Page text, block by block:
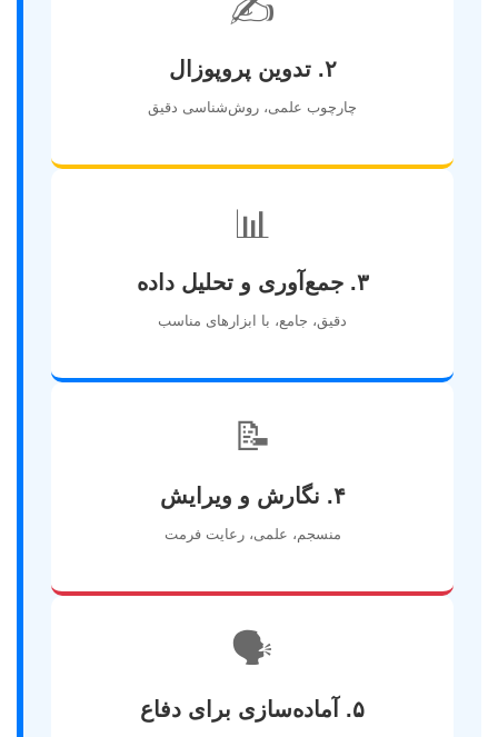
✍️
۲. تدوین پروپوزال
چارچوب علمی، روش‌شناسی دقیق
📊
۳. جمع‌آوری و تحلیل داده
دقیق، جامع، با ابزارهای مناسب
📝
۴. نگارش و ویرایش
منسجم، علمی، رعایت فرمت
🗣️
۵. آماده‌سازی برای دفاع